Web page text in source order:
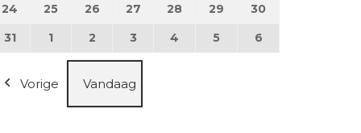
24 24 augustus 2026
25 25 augustus 2026
26 26 augustus 2026
27 27 augustus 2026
28 28 augustus 2026
29 29 augustus 2026
30
3131 augustus 2026
1 1 september 2026
2 2 september 2026
3 3 september 2026
4 4 september 2026
5 5 september 2026
6
Vorige Vandaag